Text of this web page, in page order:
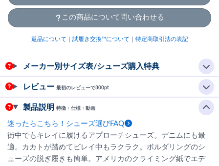
この商品について問い合わせる
返品について 試履き交換™について 特定商取引法の表記
メーカー別サイズ表/シューズ購入特典
レビュー 最初のレビューで300pt
製品説明 特徴・仕様・動画
迷ったらこちら！シューズ選びFAQ
街中でもキレイに履けるアプローチシューズ。デニムにも最
適。カカトが踏めてビレイ中もラクラク。ボルダリングのシ
ューズの脱ぎ履きも簡単。アメリカのクライミング紙でエデ